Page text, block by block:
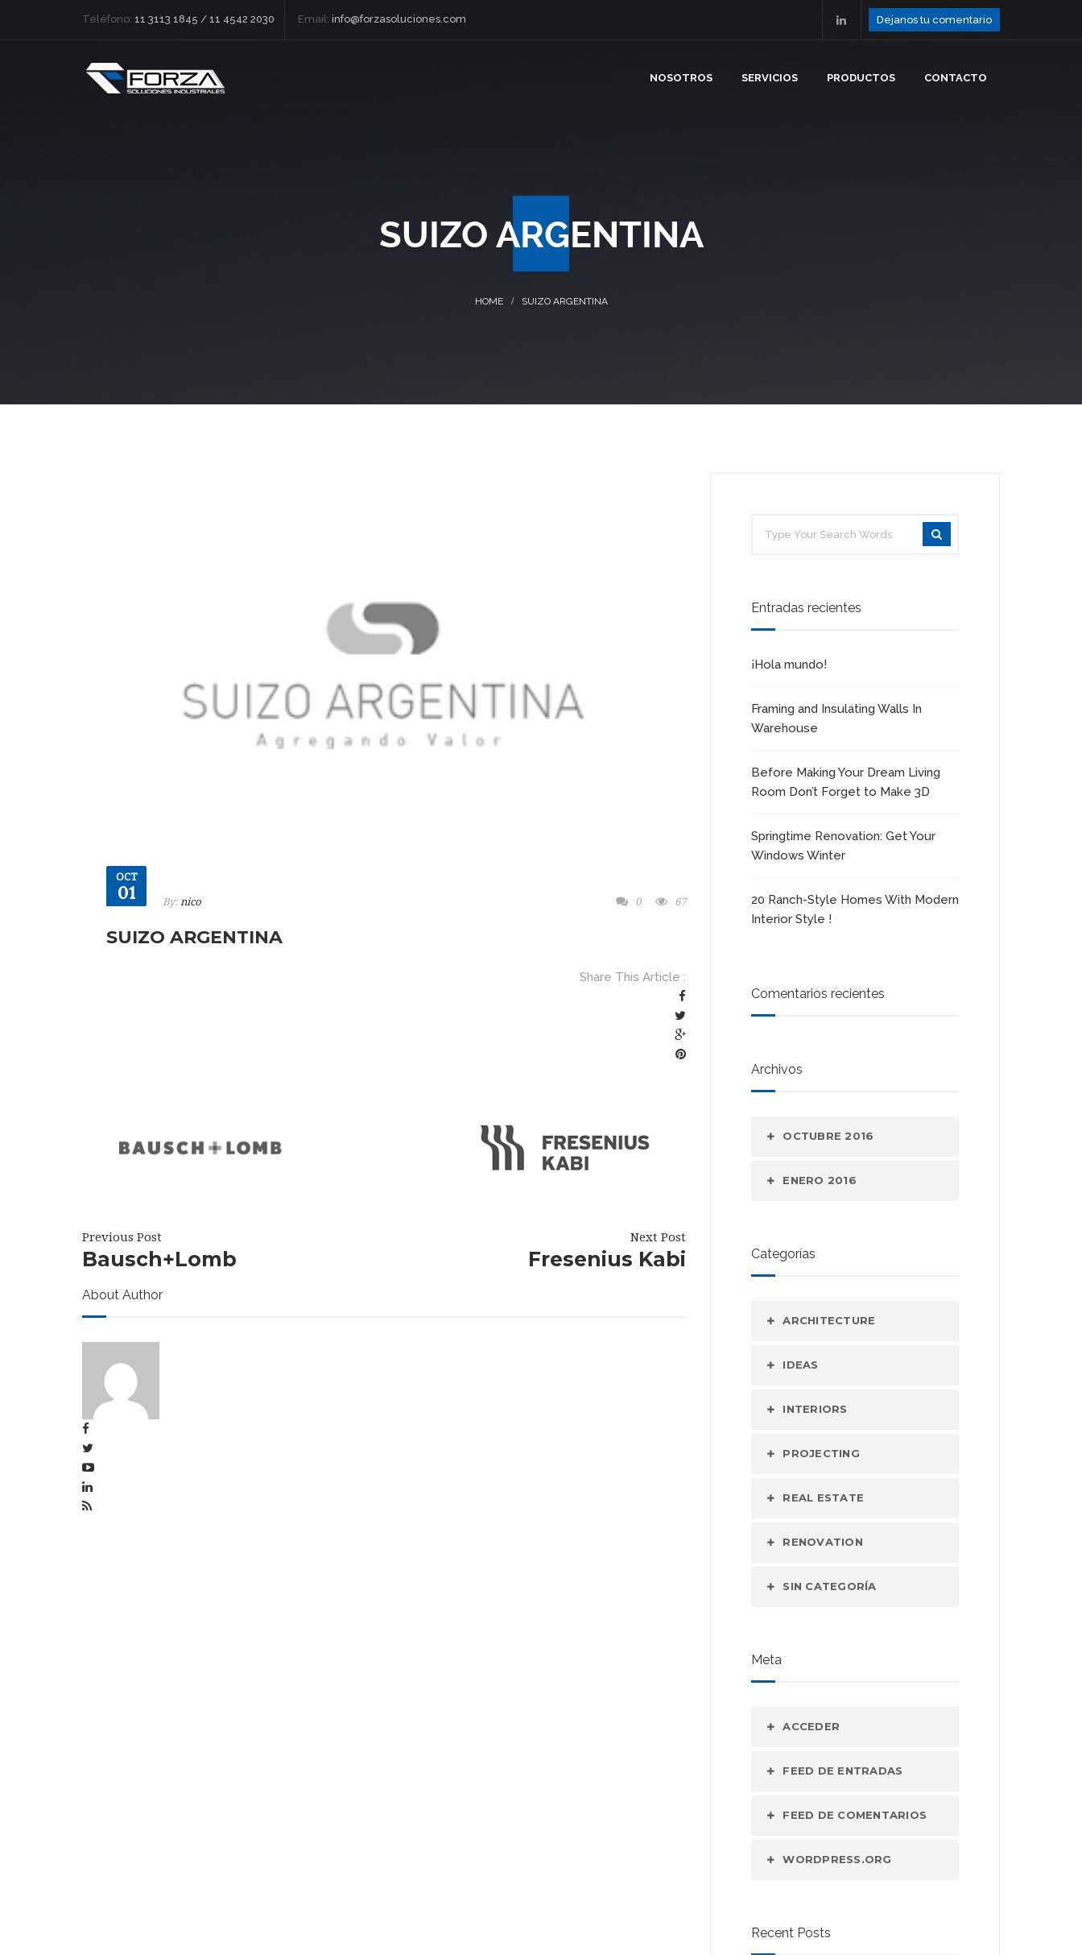
Teléfono: 11 3113 1845 / 11 4542 2030 Email: info@forzasoluciones.com Dejanos tu comentario
NOSOTROS SERVICIOS PRODUCTOS CONTACTO
SUIZO ARGENTINA
SUIZO ARGENTINA
OCT
01 By: nico 0 67
SUIZO ARGENTINA
Share This Article :
Previous Post
Bausch+Lomb
Next Post
Fresenius Kabi
About Author
Entradas recientes
¡Hola mundo!
Framing and Insulating Walls In
Warehouse
Before Making Your Dream Living
Room Don’t Forget to Make 3D
Springtime Renovation: Get Your
Windows Winter
20 Ranch-Style Homes With Modern
Interior Style !
Comentarios recientes
Archivos
OCTUBRE 2016
ENERO 2016
Categorías
ARCHITECTURE
IDEAS
INTERIORS
PROJECTING
REAL ESTATE
RENOVATION
SIN CATEGORÍA
Meta
ACCEDER
FEED DE ENTRADAS
FEED DE COMENTARIOS
WORDPRESS.ORG
Recent Posts